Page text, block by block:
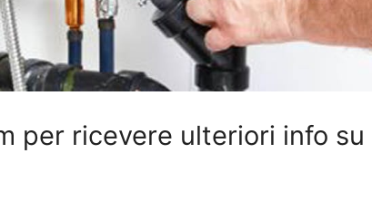
per ricevere ulteriori info su